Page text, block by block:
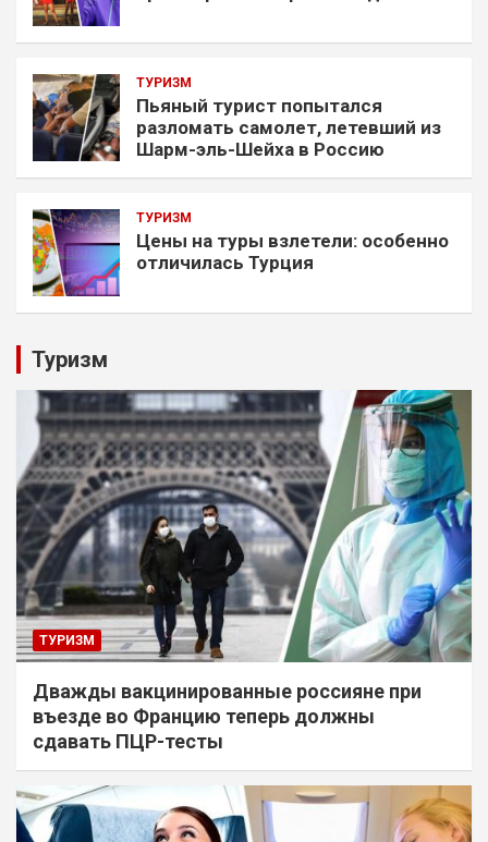
ТУРИЗМ
Пьяный турист попытался
разломать самолет, летевший из
Шарм-эль-Шейха в Россию
ТУРИЗМ
Цены на туры взлетели: особенно
отличилась Турция
Туризм
ТУРИЗМ
Дважды вакцинированные россияне при
въезде во Францию теперь должны
сдавать ПЦР-тесты